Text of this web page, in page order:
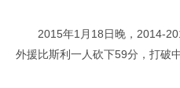
2015年1月18日晚，2014-
外援比斯利一人砍下59分，打破